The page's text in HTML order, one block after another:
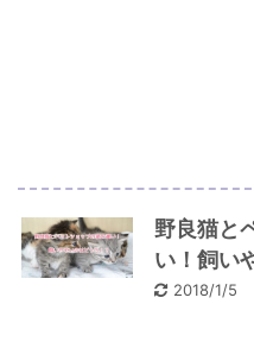
野良猫と
い！飼い
2018/1/5